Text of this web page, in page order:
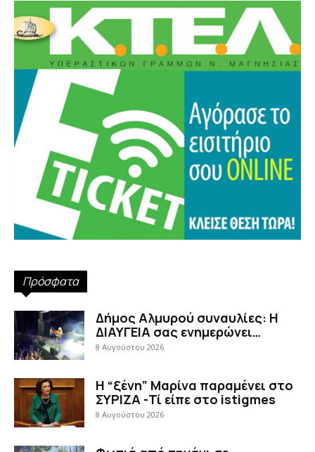
Πρόσφατα
Δήμος Αλμυρού συναυλίες: Η
ΔΙΑΥΓΕΙΑ σας ενημερώνει…
8 Αυγούστου 2026
Η “ξένη” Μαρίνα παραμένει στο
ΣΥΡΙΖΑ -Τί είπε στο istigmes
8 Αυγούστου 2026